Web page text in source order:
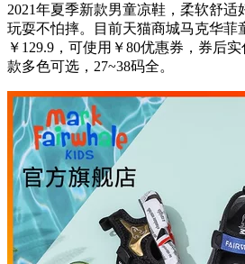
2021年夏季新款男童凉鞋，柔软舒
玩耍不怕摔。目前天猫商城马克华菲
￥129.9，可使用￥80优惠券，券后
款多色可选，27~38码全。